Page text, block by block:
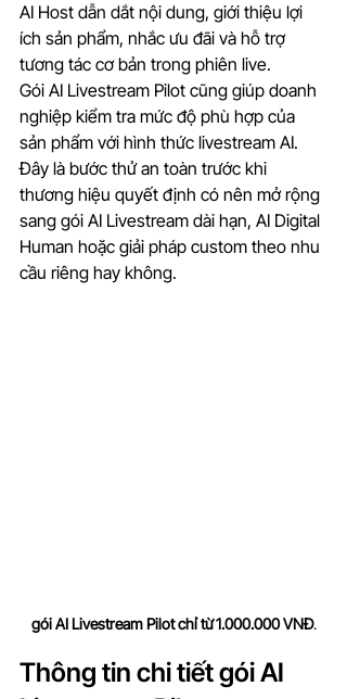
AI Host dẫn dắt nội dung, giới thiệu lợi
ích sản phẩm, nhắc ưu đãi và hỗ trợ
tương tác cơ bản trong phiên live.
Gói AI Livestream Pilot cũng giúp doanh
nghiệp kiểm tra mức độ phù hợp của
sản phẩm với hình thức livestream AI.
Đây là bước thử an toàn trước khi
thương hiệu quyết định có nên mở rộng
sang gói AI Livestream dài hạn, AI Digital
Human hoặc giải pháp custom theo nhu
cầu riêng hay không.
gói AI Livestream Pilot chỉ từ 1.000.000 VNĐ.
Thông tin chi tiết gói AI